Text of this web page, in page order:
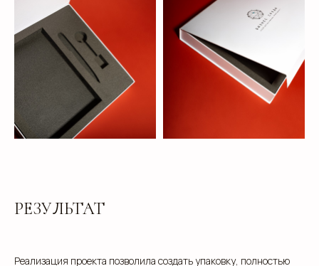
РЕЗУЛЬТАТ
Реализация проекта позволила создать упаковку, полностью
клиентам